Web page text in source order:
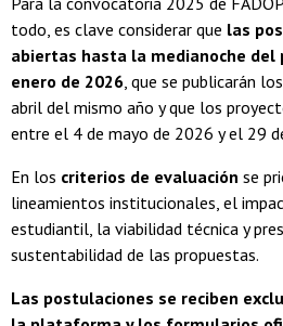
todo, es clave considerar que las
abiertas hasta la medianoche del
enero de 2026, que se publicarán
abril del mismo año y que los
entre el 4 de mayo de 2026 y el 29
En los criterios de evaluación se
lineamientos institucionales, el
estudiantil, la viabilidad técnica y
sustentabilidad de las propuestas.
Las postulaciones se reciben